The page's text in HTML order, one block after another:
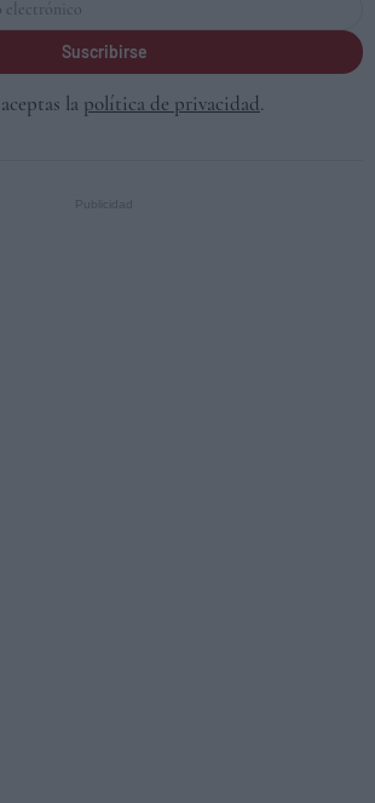
Suscribirse
la política de privacidad.